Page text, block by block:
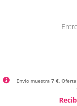
Envío muestra 7 €.